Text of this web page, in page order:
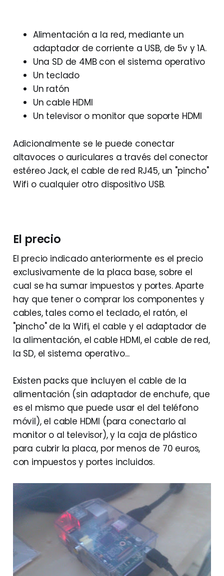
Alimentación a la red, mediante un
adaptador de corriente a USB, de 5v y 1A.
Una SD de 4MB con el sistema operativo
Un teclado
Un ratón
Un cable HDMI
Un televisor o monitor que soporte HDMI
Adicionalmente se le puede conectar
altavoces o auriculares a través del conector
estéreo Jack, el cable de red RJ45, un "pincho"
Wifi o cualquier otro dispositivo USB.
El precio
El precio indicado anteriormente es el precio
exclusivamente de la placa base, sobre el
cual se ha sumar impuestos y portes. Aparte
hay que tener o comprar los componentes y
cables, tales como el teclado, el ratón, el
"pincho" de la Wifi, el cable y el adaptador de
la alimentación, el cable HDMI, el cable de red,
la SD, el sistema operativo...
Existen packs que incluyen el cable de la
alimentación (sin adaptador de enchufe, que
es el mismo que puede usar el del teléfono
móvil), el cable HDMI (para conectarlo al
monitor o al televisor), y la caja de plástico
para cubrir la placa, por menos de 70 euros,
con impuestos y portes incluidos.